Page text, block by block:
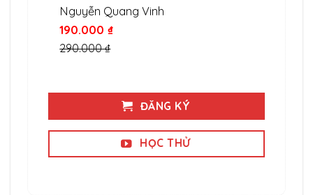
Nguyễn Quang Vinh
190.000 ₫
290.000 ₫
ĐĂNG KÝ
HỌC THỬ